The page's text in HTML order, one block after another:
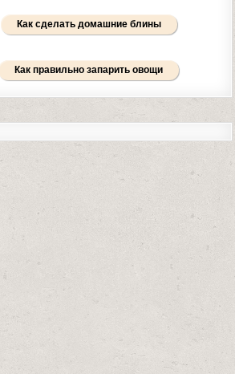
Как сделать домашние блины
Как правильно запарить овощи